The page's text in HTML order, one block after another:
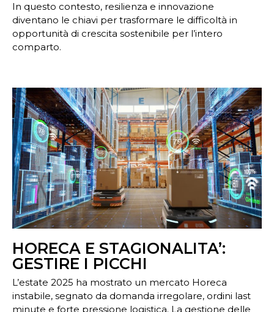
In questo contesto, resilienza e innovazione
diventano le chiavi per trasformare le difficoltà in
opportunità di crescita sostenibile per l’intero
comparto.
HORECA E STAGIONALITA’:
GESTIRE I PICCHI
L’estate 2025 ha mostrato un mercato Horeca
instabile, segnato da domanda irregolare, ordini last
minute e forte pressione logistica. La gestione delle